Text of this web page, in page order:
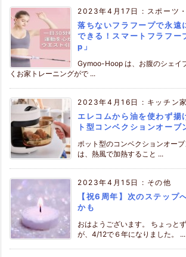
2023年4月17日 : スポーツ
落ちないフラフープで永遠
できる！スマートフラフ
p」
Gymoo-Hoop は、お腹のシェイ
くお家トレーニングがで ...
2023年4月16日 : キッチン
エレコムから油を使わず揚
ト型コンベクションオーブ
ポット型のコンベクションオー
は、熱風で加熱すること ...
2023年4月15日 : その他
【祝6周年】次のステップ
かも
おはようございます。 ちょっと
が、4/12で６年になりました。 ...